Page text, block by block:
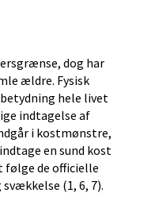
dog har
ældre. Fysisk
hele livet
indtagelse af
i kostmønstre,
en sund kost
følge de officielle
(1, 6, 7).